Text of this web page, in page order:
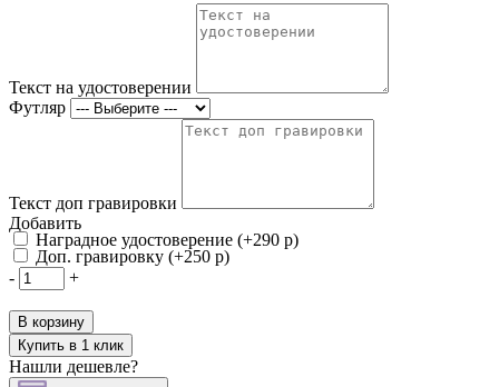
Текст на удостоверении
Футляр
Текст доп гравировки
Добавить
Наградное удостоверение (+290 р)
Доп. гравировку (+250 р)
-
+
В корзину
Купить в 1 клик
Нашли дешевле?